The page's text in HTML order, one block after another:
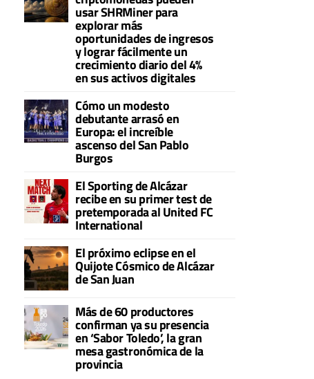
usar SHRMiner para
explorar más
oportunidades de ingresos
y lograr fácilmente un
crecimiento diario del 4%
en sus activos digitales
Cómo un modesto
debutante arrasó en
Europa: el increíble
ascenso del San Pablo
Burgos
El Sporting de Alcázar
recibe en su primer test de
pretemporada al United FC
International
El próximo eclipse en el
Quijote Cósmico de Alcázar
de San Juan
Más de 60 productores
confirman ya su presencia
en ‘Sabor Toledo’, la gran
mesa gastronómica de la
provincia